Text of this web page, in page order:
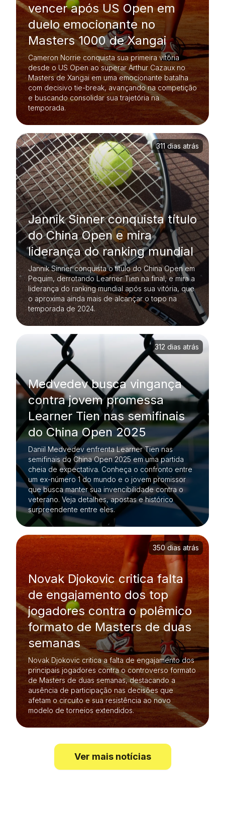
vencer após US Open em
duelo emocionante no
Masters 1000 de Xangai
Cameron Norrie conquista sua primeira vitória
desde o US Open ao superar Arthur Cazaux no
Masters de Xangai em uma emocionante batalha
com decisivo tie-break, avançando na competição
e buscando consolidar sua trajetória na
temporada.
Jannik Sinner conquista título
do China Open e mira
liderança do ranking mundial
Jannik Sinner conquista o título do China Open em
Pequim, derrotando Learner Tien na final, e mira a
liderança do ranking mundial após sua vitória, que
o aproxima ainda mais de alcançar o topo na
temporada de 2024.
311 dias atrás
Medvedev busca vingança
contra jovem promessa
Learner Tien nas semifinais
do China Open 2025
Daniil Medvedev enfrenta Learner Tien nas
semifinais do China Open 2025 em uma partida
cheia de expectativa. Conheça o confronto entre
um ex-número 1 do mundo e o jovem promissor
que busca manter sua invencibilidade contra o
veterano. Veja detalhes, apostas e histórico
surpreendente entre eles.
312 dias atrás
Novak Djokovic critica falta
de engajamento dos top
jogadores contra o polêmico
formato de Masters de duas
semanas
Novak Djokovic critica a falta de engajamento dos
principais jogadores contra o controverso formato
de Masters de duas semanas, destacando a
ausência de participação nas decisões que
afetam o circuito e sua resistência ao novo
modelo de torneios extendidos.
350 dias atrás
Ver mais notícias